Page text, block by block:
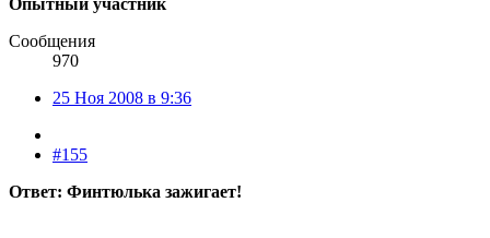
Опытный участник
Сообщения
970
25 Ноя 2008 в 9:36
#155
Ответ: Финтюлька зажигает!